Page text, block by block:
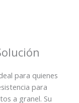
para quienes
para
a granel. Su